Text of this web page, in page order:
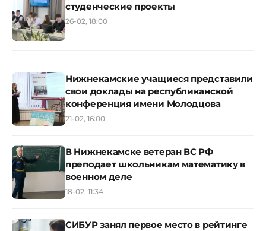
студенческие проекты
26-02, 18:00
Нижнекамские учащиеся представили
свои доклады на республиканской
конференция имени Молодцова
21-02, 16:00
В Нижнекамске ветеран ВС РФ
преподает школьникам математику в
военном деле
18-02, 11:34
СИБУР занял первое место в рейтинге